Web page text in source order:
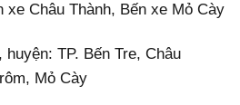
xe Châu Thành, Bến xe Mỏ Cày
huyện: TP. Bến Tre, Châu
Mỏ Cày